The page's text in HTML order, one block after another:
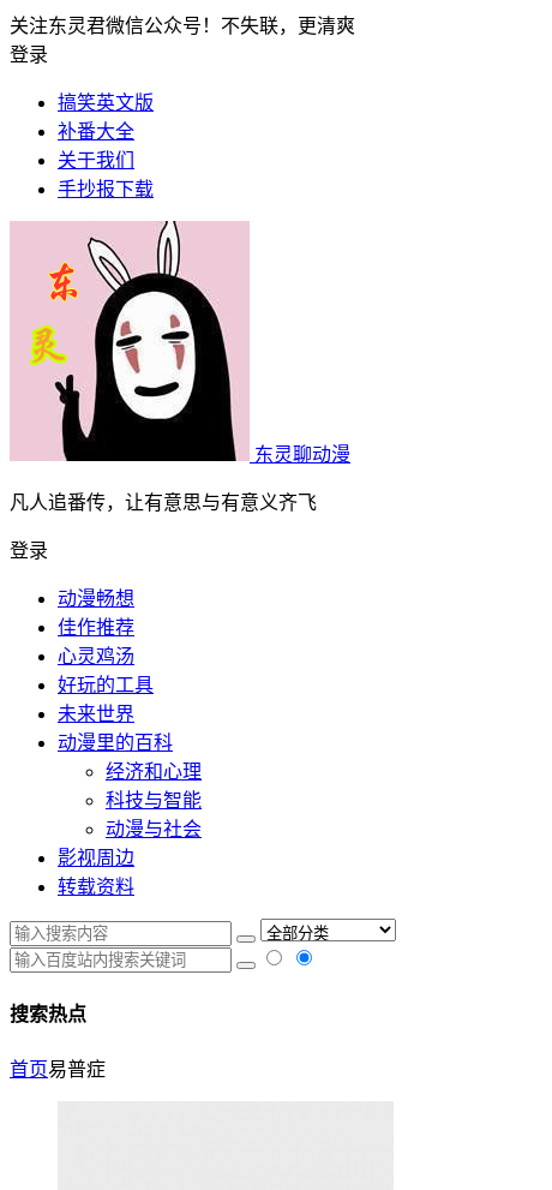
关注东灵君微信公众号！不失联，更清爽
登录
搞笑英文版
补番大全
关于我们
手抄报下载
东灵聊动漫
凡人追番传，让有意思与有意义齐飞
登录
动漫畅想
佳作推荐
心灵鸡汤
好玩的工具
未来世界
动漫里的百科
经济和心理
科技与智能
动漫与社会
影视周边
转载资料
搜索热点
首页易普症